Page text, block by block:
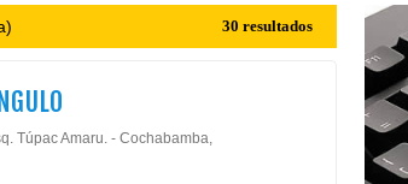
30 resultados
Túpac Amaru. - Cochabamba,